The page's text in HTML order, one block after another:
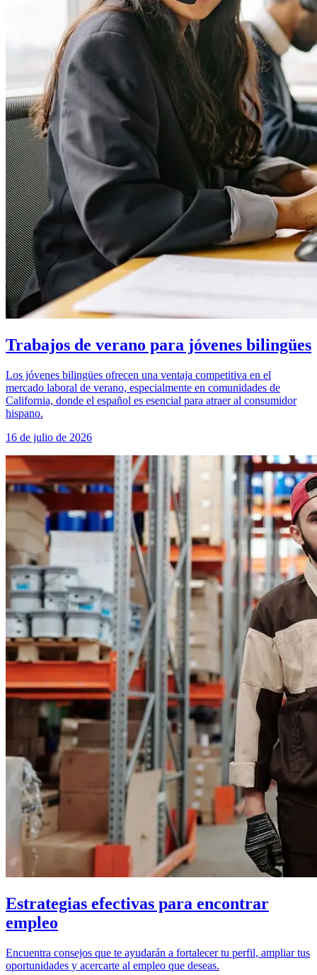
Trabajos de verano para jóvenes bilingües
Los jóvenes bilingües ofrecen una ventaja competitiva en el
mercado laboral de verano, especialmente en comunidades de
California, donde el español es esencial para atraer al consumidor
hispano.
16 de julio de 2026
Estrategias efectivas para encontrar
empleo
Encuentra consejos que te ayudarán a fortalecer tu perfil, ampliar tus
oportunidades y acercarte al empleo que deseas.